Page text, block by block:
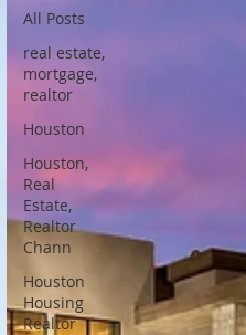
All Posts
real estate,
mortgage,
realtor
Houston
Houston,
Real
Estate,
Realtor
Chann
Houston
Housing
Realtor